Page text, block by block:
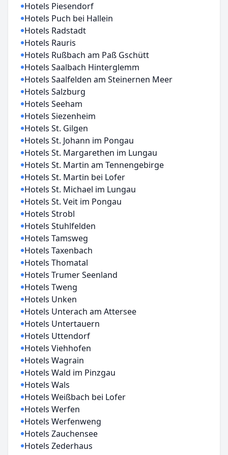
Hotels Piesendorf
Hotels Puch bei Hallein
Hotels Radstadt
Hotels Rauris
Hotels Rußbach am Paß Gschütt
Hotels Saalbach Hinterglemm
Hotels Saalfelden am Steinernen Meer
Hotels Salzburg
Hotels Seeham
Hotels Siezenheim
Hotels St. Gilgen
Hotels St. Johann im Pongau
Hotels St. Margarethen im Lungau
Hotels St. Martin am Tennengebirge
Hotels St. Martin bei Lofer
Hotels St. Michael im Lungau
Hotels St. Veit im Pongau
Hotels Strobl
Hotels Stuhlfelden
Hotels Tamsweg
Hotels Taxenbach
Hotels Thomatal
Hotels Trumer Seenland
Hotels Tweng
Hotels Unken
Hotels Unterach am Attersee
Hotels Untertauern
Hotels Uttendorf
Hotels Viehhofen
Hotels Wagrain
Hotels Wald im Pinzgau
Hotels Wals
Hotels Weißbach bei Lofer
Hotels Werfen
Hotels Werfenweng
Hotels Zauchensee
Hotels Zederhaus